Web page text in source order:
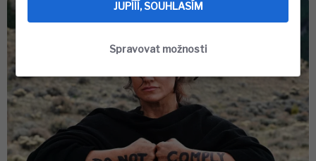
JUPÍÍÍ, SOUHLASÍM
Spravovat možnosti